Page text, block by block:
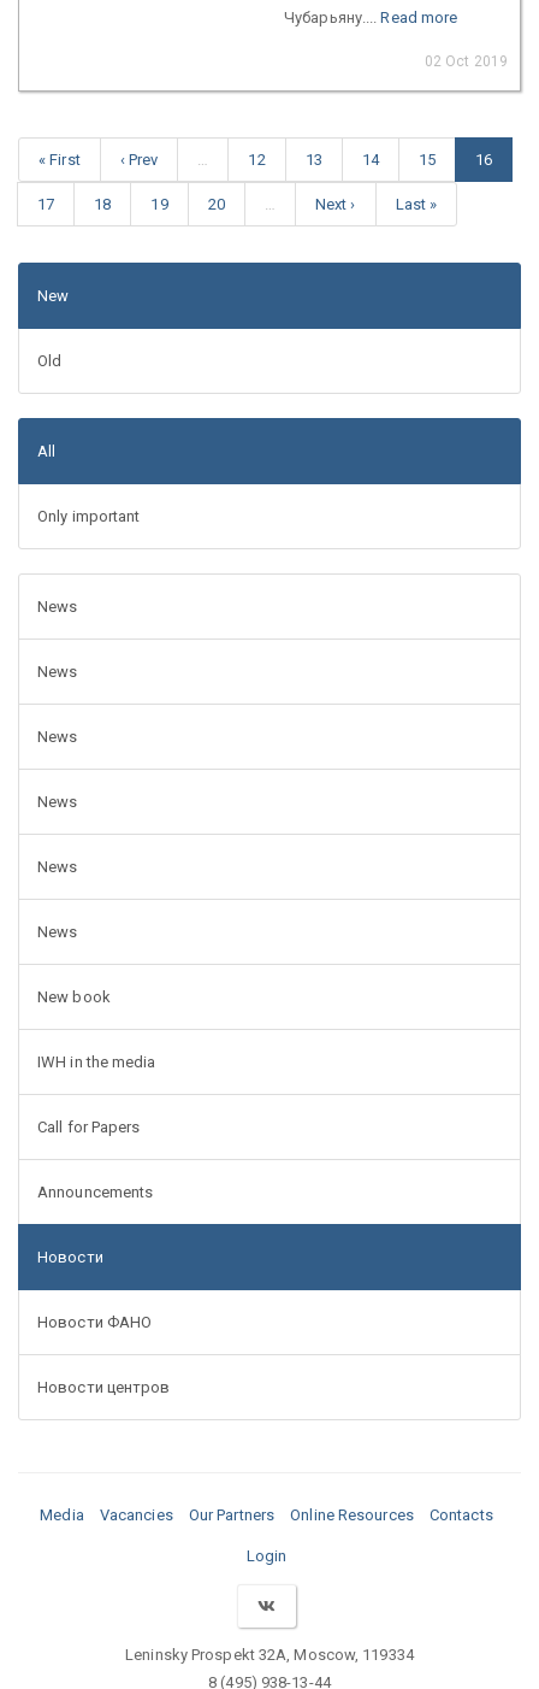
Чубарьяну....Read more
02 Oct 2019
« First ‹ Prev 12 13 14 15 16
17 18 19 20 Next › Last »
New
Old
All
Only important
News
News
News
News
News
News
New book
IWH in the media
Call for Papers
Announcements
Новости
Новости ФАНО
Новости центров
Media Vacancies Our Partners Online Resources Contacts
Login
Leninsky Prospekt 32A, Moscow, 119334
8 (495) 938-13-44